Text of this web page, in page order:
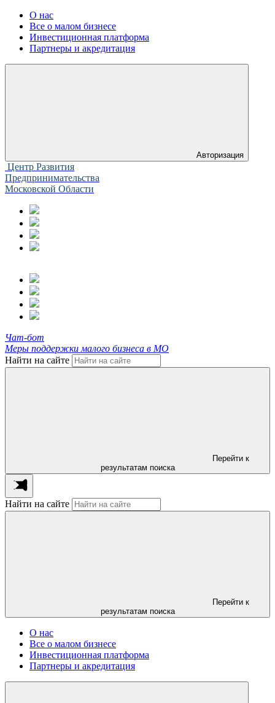
О нас
Все о малом бизнесе
Инвестиционная платформа
Партнеры и акредитация
Авторизация
Центр Развития
Предпринимательства
Московской Области
Чат-бот
Меры поддержки малого бизнеса в МО
Найти на сайте
Перейти к
результатам поиска
Найти на сайте
Перейти к
результатам поиска
О нас
Все о малом бизнесе
Инвестиционная платформа
Партнеры и акредитация